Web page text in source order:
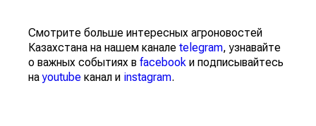
Смотрите больше интересных агроновостей
Казахстана на нашем канале telegram, узнавайте
о важных событиях в facebook и подписывайтесь
наyoutube канал и instagram.